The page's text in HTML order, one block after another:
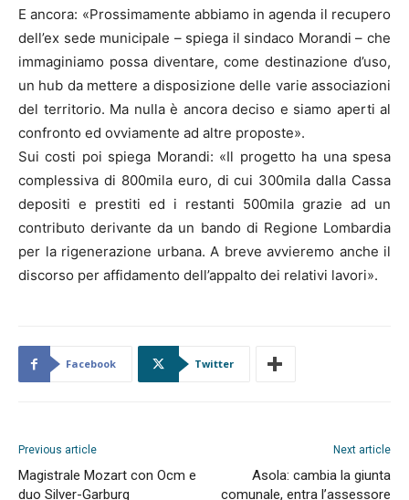
E ancora: «Prossimamente abbiamo in agenda il recupero
dell’ex sede municipale – spiega il sindaco Morandi – che
immaginiamo possa diventare, come destinazione d’uso,
un hub da mettere a disposizione delle varie associazioni
del territorio. Ma nulla è ancora deciso e siamo aperti al
confronto ed ovviamente ad altre proposte».
Sui costi poi spiega Morandi: «Il progetto ha una spesa
complessiva di 800mila euro, di cui 300mila dalla Cassa
depositi e prestiti ed i restanti 500mila grazie ad un
contributo derivante da un bando di Regione Lombardia
per la rigenerazione urbana. A breve avvieremo anche il
discorso per affidamento dell’appalto dei relativi lavori».
Facebook Twitter
Previous article
Magistrale Mozart con Ocm e
duo Silver-Garburg
Next article
Asola: cambia la giunta
comunale, entra l’assessore